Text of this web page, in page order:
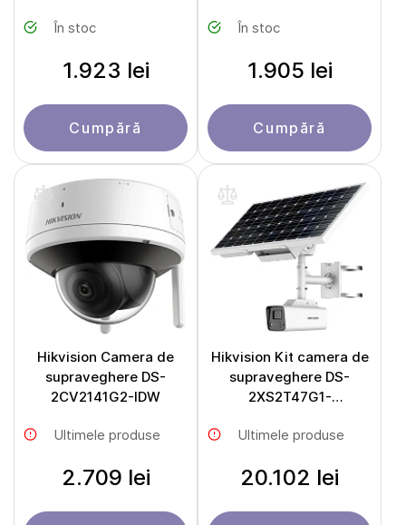
În stoc
1.923 lei
Cumpără
În stoc
1.905 lei
Cumpără
Hikvision Camera de
supraveghere DS-
2CV2141G2-IDW
Ultimele produse
2.709 lei
Hikvision Kit camera de
supraveghere DS-
2XS2T47G1-
panou solar
Ultimele produse
20.102 lei